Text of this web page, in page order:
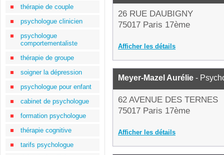
thérapie de couple
psychologue clinicien
psychologue
comportementaliste
thérapie de groupe
soigner la dépression
psychologue pour enfant
cabinet de psychologue
formation psychologue
thérapie cognitive
tarifs psychologue
26 RUE DAUBIGNY
75017 Paris 17ème
Afficher les détails
Meyer-Mazel Aurélie -
62 AVENUE DES TERNES
75017 Paris 17ème
Afficher les détails